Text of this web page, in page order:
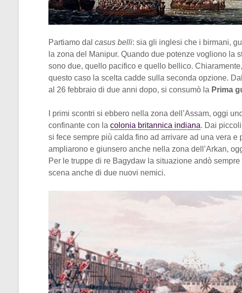
Partiamo dal casus belli: sia gli inglesi che i birmani,
la zona del Manipur. Quando due potenze vogliono la
sono due, quello pacifico e quello bellico.
questo caso la scelta cadde sulla seconda opzione.
al 26 febbraio di due anni dopo, si consumò la Prima
I primi scontri si ebbero nella zona dell’Assam, oggi
confinante con la colonia britannica indiana. Dai
si fece sempre più calda fino ad arrivare ad una vera e
ampliarono e giunsero anche nella zona dell’Arkan,
Per le truppe di re Bagydaw la situazione andò
scena anche di due nuovi nemici.